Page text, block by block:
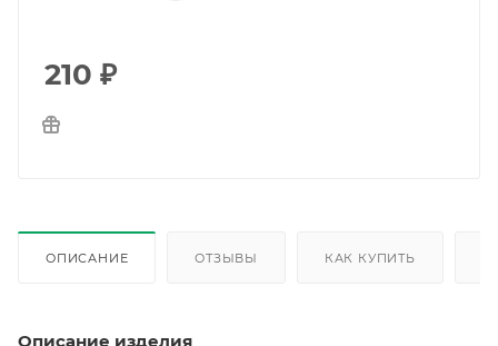
210 ₽
ОПИСАНИЕ ОТЗЫВЫ КАК КУПИТЬ
Описание изделия